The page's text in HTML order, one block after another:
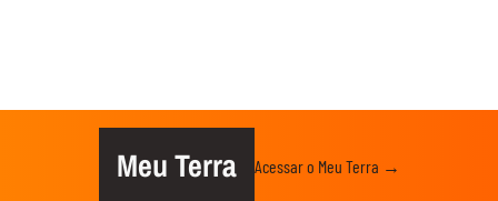
Meu Terra Acessar o Meu Terra →